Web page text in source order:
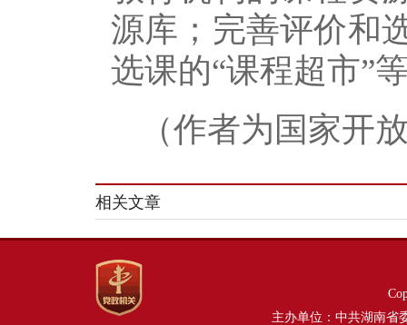
源库；完善评价和
选课的“课程超市”
（作者为国家开
相关文章
主办单位：中共湖南省